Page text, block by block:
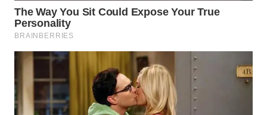
troca frequente. Assim, a esponja dura melhor,
cheira menos e não compromete a higiene da louça,